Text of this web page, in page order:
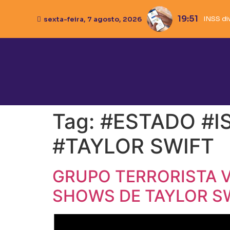
sexta-feira, 7 agosto, 2026 19:51
18:54 Caixa
Ivana
Tag: #ESTADO
#TAYLOR SWIFT
GRUPO TERRORISTA
SHOWS DE TAYLOR